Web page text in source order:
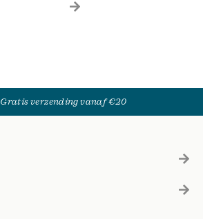
Gratis verzending vanaf €20